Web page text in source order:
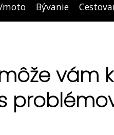
moto Bývanie
vám